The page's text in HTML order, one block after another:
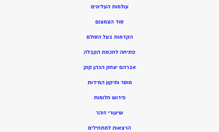
עולמות העליונים
סוד הצמצום
הקדמות בעל הסולם
פתיחה לחכמת הקבלה
אברהם יצחק הכהן קוק
מוסר ותיקון המידות
פירוש חלומות
שיעורי זוהר
הרצאות למתחילים